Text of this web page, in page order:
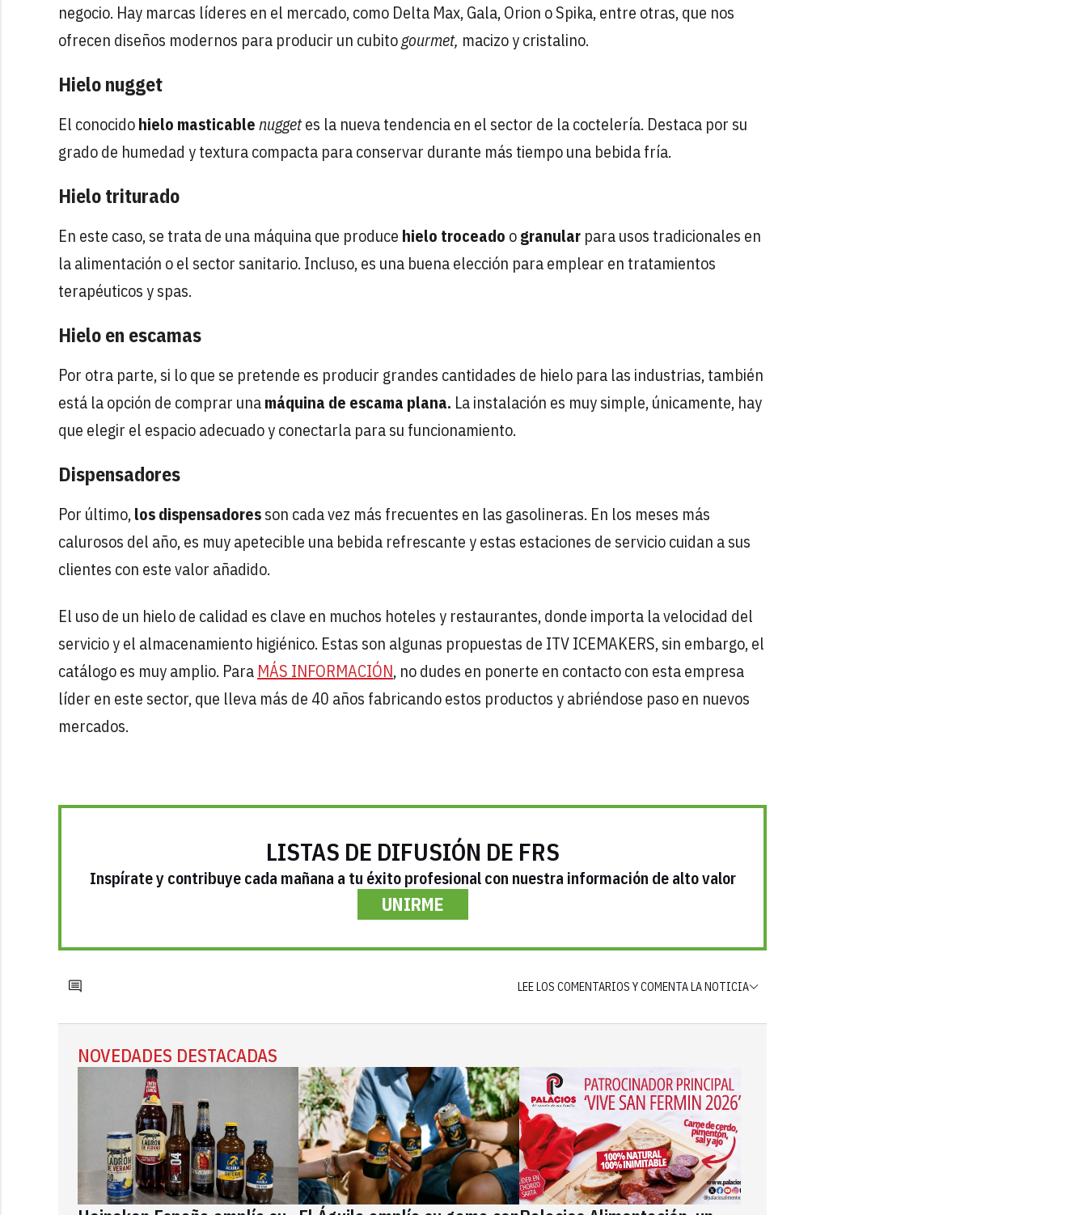
negocio. Hay marcas líderes en el mercado, como Delta Max, Gala, Orion o Spika, entre otras, que nos
ofrecen diseños modernos para producir un cubitogourmet, macizo y cristalino.
Hielo nugget
El conocidohielo masticablenuggetes la nueva tendencia en el sector de la coctelería. Destaca por su
grado de humedad y textura compacta para conservar durante más tiempo una bebida fría.
Hielo triturado
En este caso, se trata de una máquina que produce hielo troceado ogranular para usos tradicionales en
la alimentación o el sector sanitario. Incluso, es una buena elección para emplear en tratamientos
terapéuticos y spas.
Hielo en escamas
Por otra parte, si lo que se pretende es producir grandes cantidades de hielo para las industrias, también
está la opción de comprar unamáquina de escama plana. La instalación es muy simple, únicamente, hay
que elegir el espacio adecuado y conectarla para su funcionamiento.
Dispensadores
Por último,los dispensadoresson cada vez más frecuentes en las gasolineras. En los meses más
calurosos del año, es muy apetecible una bebida refrescante y estas estaciones de servicio cuidan a sus
clientes con este valor añadido.
El uso de un hielo de calidad es clave en muchos hoteles y restaurantes, donde importa la velocidad del
servicio y el almacenamiento higiénico. Estas son algunas propuestas de ITV ICEMAKERS, sin embargo, el
catálogo es muy amplio. Para MÁS INFORMACIÓN, no dudes en ponerte en contacto con esta empresa
líder en este sector, que lleva más de 40 años fabricando estos productos y abriéndose paso en nuevos
mercados.
LISTAS DE DIFUSIÓN DE FRS
Inspírate y contribuye cada mañana a tu éxito profesional con nuestra información de alto valor
UNIRME
LEE LOS COMENTARIOS Y COMENTA LA NOTICIA
NOVEDADES DESTACADAS